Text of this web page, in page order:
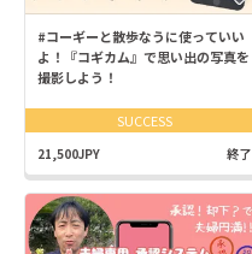
#コーギーと散歩なうに使っていい
よ！『コギカム』で思い出の写真を
撮影しよう！
SUCCESS
21,500JPY 終了